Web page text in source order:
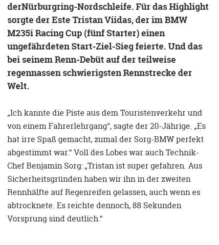
derNürburgring-Nordschleife. Für das Highlight
sorgte der Este Tristan Viidas, der im BMW
M235i Racing Cup (fünf Starter) einen
ungefährdeten Start-Ziel-Sieg feierte. Und das
bei seinem Renn-Debüt auf der teilweise
regennassen schwierigsten Rennstrecke der
Welt.
„Ich kannte die Piste aus dem Touristenverkehr und
von einem Fahrerlehrgang“, sagte der 20-Jährige. „Es
hat irre Spaß gemacht, zumal der Sorg-BMW perfekt
abgestimmt war.“ Voll des Lobes war auch Technik-
Chef Benjamin Sorg: „Tristan ist super gefahren. Aus
Sicherheitsgründen haben wir ihn in der zweiten
Rennhälfte auf Regenreifen gelassen, auch wenn es
abtrocknete. Es reichte dennoch, 88 Sekunden
Vorsprung sind deutlich.“